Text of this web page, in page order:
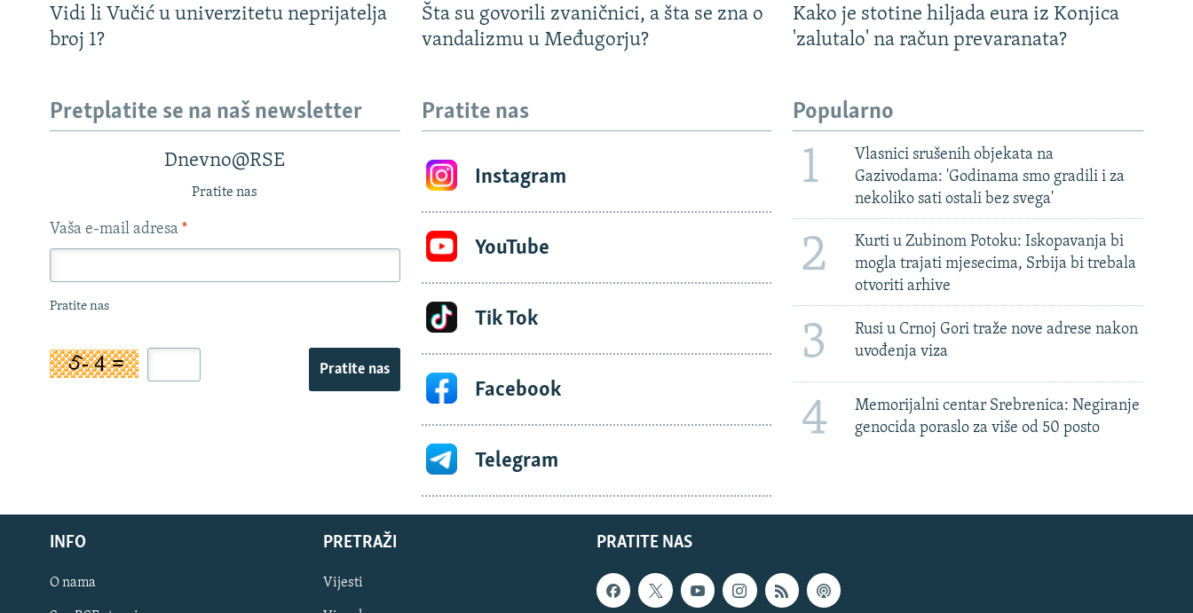
Vidi li Vučić u univerzitetu neprijatelja
broj 1?
Šta su govorili zvaničnici, a šta se zna o
vandalizmu u Međugorju?
Kako je stotine hiljada eura iz Konjica
'zalutalo' na račun prevaranata?
Pretplatite se na naš newsletter
Dnevno@RSE
Pratite nas
Vaša e-mail adresa *
Pratite nas
Pratite nas
Pratite nas
Instagram
YouTube
Tik Tok
Facebook
Telegram
Popularno
1
Vlasnici srušenih objekata na
Gazivodama: 'Godinama smo gradili i za
nekoliko sati ostali bez svega'
2
Kurti u Zubinom Potoku: Iskopavanja bi
mogla trajati mjesecima, Srbija bi trebala
otvoriti arhive
3
Rusi u Crnoj Gori traže nove adrese nakon
uvođenja viza
4
Memorijalni centar Srebrenica: Negiranje
genocida poraslo za više od 50 posto
PRATITE NAS
INFO
O nama
PRETRAŽI
Vijesti